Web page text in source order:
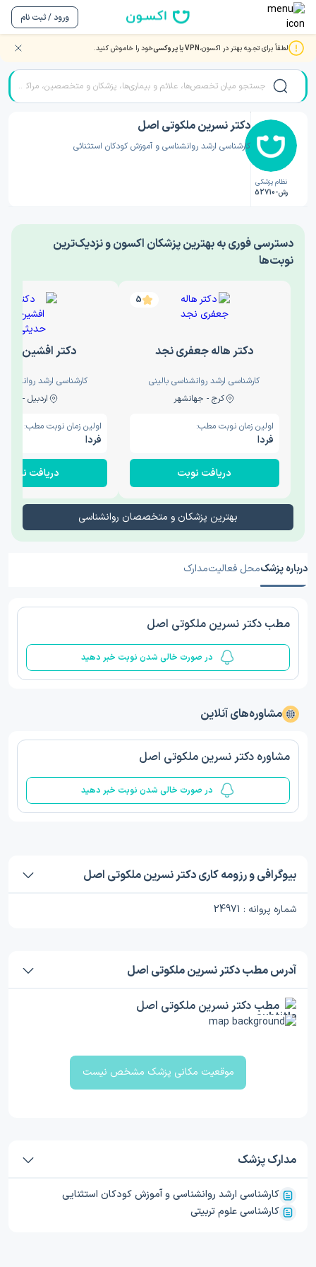
ورود / ثبت نام
لطفاً برای تجربه بهتر در اکسون،VPN یا پروکسی خود را خاموش کنید. صفحه اصلی/دکتر روانشناسی/دکتر نسرین ملکوتی اصل
نظام پزشکی
رش-52710
دکتر نسرین ملکوتی اصل
کارشناسی ارشد روانشناسی و آموزش کودکان استثنائی
‎دسترسی فوری به بهترین پزشکان اکسون و نزدیک‌ترین
نوبت‌ها
5
دکتر هاله جعفری نجد
کارشناسی ارشد روانشناسی بالینی
کرج - جهانشهر
اولین زمان نوبت مطب:
فردا
دریافت نوبت
دکتر افشین
کارشناسی ارشد
اردبیل - والی
اولین زمان نوبت مطب:
فردا
دریافت نوبت
بهترین پزشکان و متخصصان روانشناسی
درباره پزشکمحل فعالیتمدارک
مطب دکتر نسرین ملکوتی اصل
در صورت خالی شدن نوبت خبر دهید
مشاوره‌های آنلاین
مشاوره دکتر نسرین ملکوتی اصل
در صورت خالی شدن نوبت خبر دهید
بیوگرافی و رزومه کاری دکتر نسرین ملکوتی اصل
شماره پروانه : 24971
آدرس مطب دکتر نسرین ملکوتی اصل
مطب دکتر نسرین ملکوتی اصل
موقعیت مکانی پزشک مشخص نیست
مدارک پزشک
کارشناسی ارشد روانشناسی و آموزش کودکان استثنایی
کارشناسی علوم تربیتی